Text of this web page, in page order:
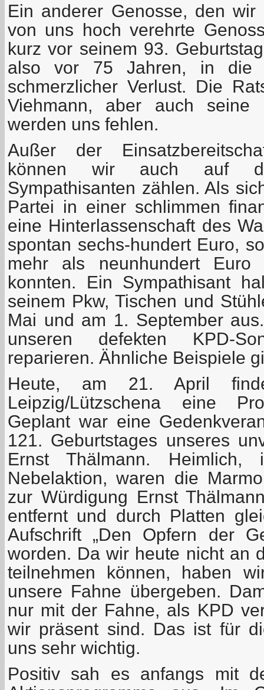
Ein anderer Genosse, den
von uns hoch verehrte
kurz vor seinem 93.
also vor 75 Jahren, in die
schmerzlicher Verlust. Die
Viehmann, aber auch seine
werden uns fehlen.
Außer der
können wir auch auf
Sympathisanten zählen. Als
Partei in einer schlimmen
eine Hinterlassenschaft des
spontan sechs-hundert Euro,
mehr als neunhundert Euro
konnten. Ein Sympathisant
seinem Pkw, Tischen und
Mai und am 1. September
unseren defekten KPD-
reparieren. Ähnliche Beispiele
Heute, am 21. April
Leipzig/Lützschena eine
Geplant war eine
121. Geburtstages unseres
Ernst Thälmann.
Nebelaktion, waren die
zur Würdigung Ernst
entfernt und durch Platten
Aufschrift „Den Opfern der
worden. Da wir heute nicht an
teilnehmen können, haben
unsere Fahne übergeben.
nur mit der Fahne, als KPD
wir präsent sind. Das ist für
uns sehr wichtig.
Positiv sah es anfangs mit